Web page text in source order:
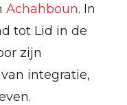
Achahboun. In
tot Lid in de
zijn
integratie,